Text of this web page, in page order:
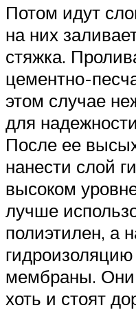
Потом идут
на них
стяжка.
цементно-
этом случае
для
После ее
нанести слой
высоком
лучше
полиэтилен, а
мембраны.
хоть и стоят